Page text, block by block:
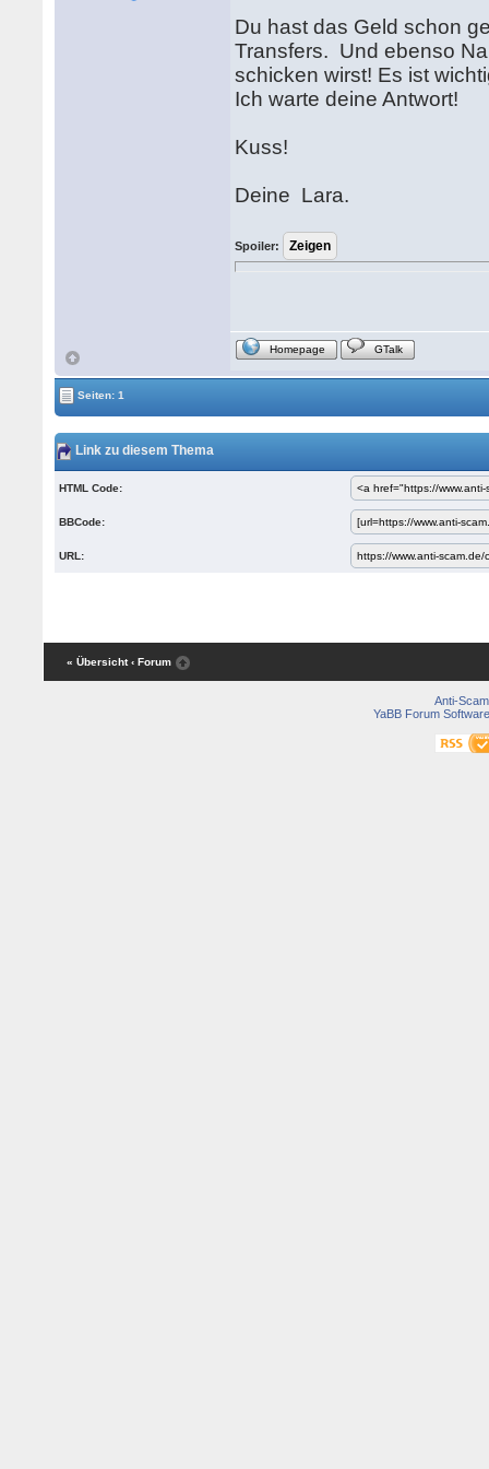
Du hast das Geld schon
Transfers. Und ebenso
schicken wirst! Es ist
Ich warte deine Antwort!
Kuss!
Deine Lara.
Spoiler:
Homepage GTalk
Seiten: 1
Link zu diesem Thema
HTML Code:
BBCode:
URL:
« Übersicht ‹ Forum
Anti-Scam
YaBB Forum Software